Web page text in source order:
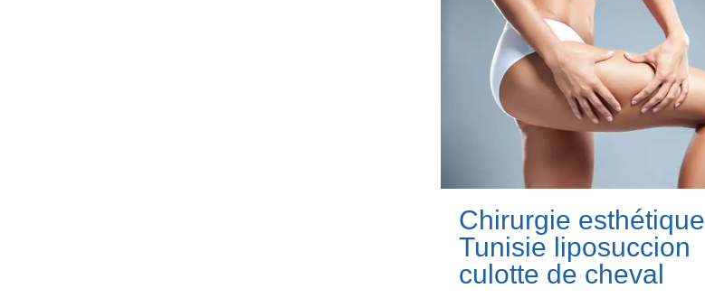
Chirurgie esthétique
Tunisie liposuccion
culotte de cheval